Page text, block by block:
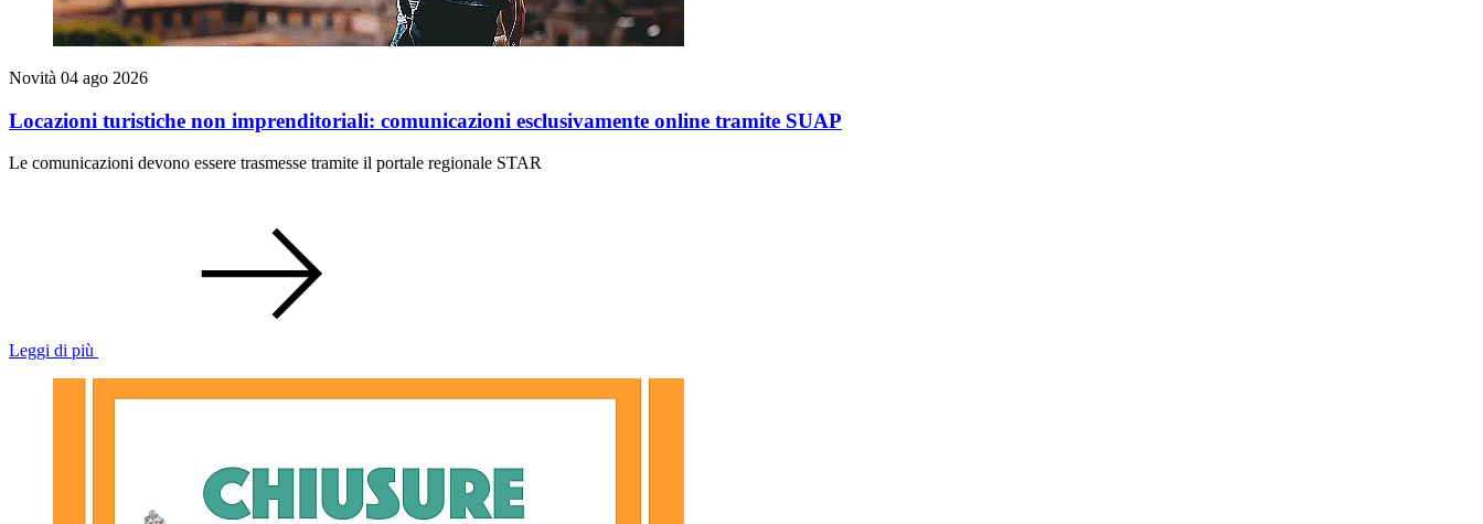
Novità 04 ago 2026
Locazioni turistiche non imprenditoriali: comunicazioni esclusivamente online tramite SUAP
Le comunicazioni devono essere trasmesse tramite il portale regionale STAR
Leggi di più